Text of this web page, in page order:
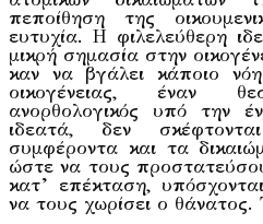
πεποίθηση της
ευτυχία. Η φιλελεύθερη
μικρή σημασία στην
καν να βγάλει κάποιο
οικογένειας, έναν
ανορθολογικός υπό την
ιδεατά, δεν
συμφέροντα και τα
ώστε να τους
κατ’ επέκταση,
να τους χωρίσει ο